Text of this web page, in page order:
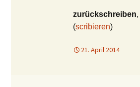
zurückschreiben,
(scribieren)
21. April 2014